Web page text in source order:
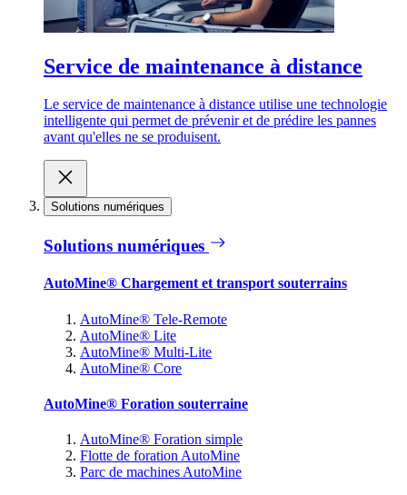
Service de maintenance à distance
Le service de maintenance à distance utilise une technologie
intelligente qui permet de prévenir et de prédire les pannes
avant qu'elles ne se produisent.
Solutions numériques
Solutions numériques
AutoMine® Chargement et transport souterrains
AutoMine® Tele-Remote
AutoMine® Lite
AutoMine® Multi-Lite
AutoMine® Core
AutoMine® Foration souterraine
AutoMine® Foration simple
Flotte de foration AutoMine
Parc de machines AutoMine